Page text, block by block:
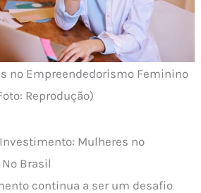
no Empreendedorismo Feminino
Reprodução)
Mulheres no
Brasil
continua a ser um desafio